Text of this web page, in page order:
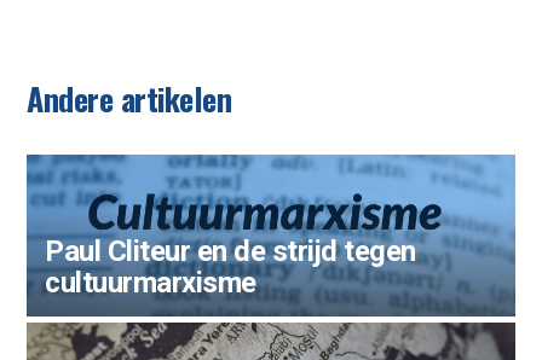
Andere artikelen
De economische lente van het
gezond verstand
Paul Cliteur en de strijd tegen
cultuurmarxisme